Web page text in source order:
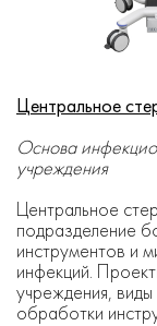
Центральное
Основа
учреждения
Центральное
подразделение
инструментов и
инфекций.
учреждения,
обработки